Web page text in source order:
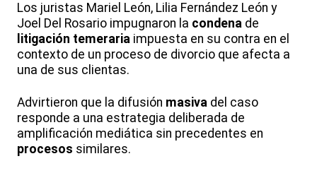
Los juristas Mariel León, Lilia Fernández León y
Joel Del Rosario impugnaron la condena de
litigación temeraria impuesta en su contra en el
contexto de un proceso de divorcio que afecta a
una de sus clientas.
Advirtieron que la difusión masiva del caso
responde a una estrategia deliberada de
amplificación mediática sin precedentes en
procesos similares.